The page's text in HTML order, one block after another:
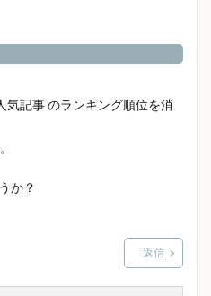
気記事 のランキング順位を消
か？
返信